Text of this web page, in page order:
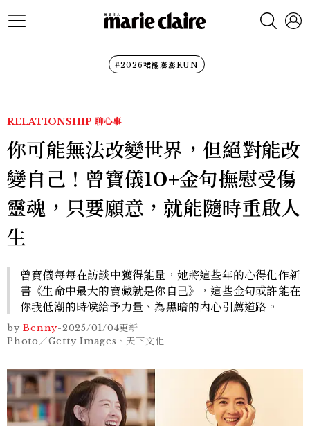
#2026裙襬澎澎RUN
RELATIONSHIP 聊心事
你可能無法改變世界，但絕對能改
變自己！曾寶儀10+金句撫慰受傷
靈魂，只要願意，就能隨時重啟人
生
曾寶儀每每在訪談中獲得能量，她將這些年的心得化作新
書《生命中最大的寶藏就是你自己》，這些金句或許能在
你我低潮的時候給予力量、為黑暗的內心引薦道路。
by Benny-2025/01/04更新
Photo／Getty Images、天下文化